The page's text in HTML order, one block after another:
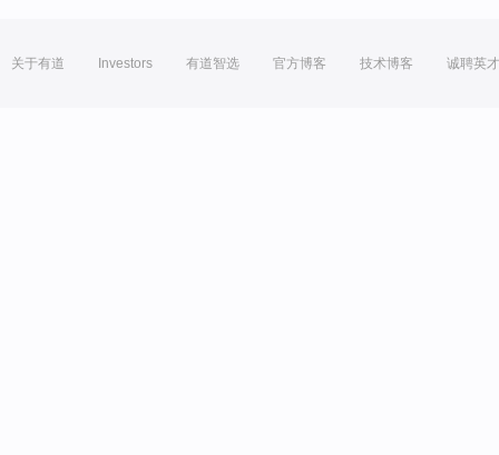
关于有道 Investors 有道智选 官方博客 技术博客 诚聘英才